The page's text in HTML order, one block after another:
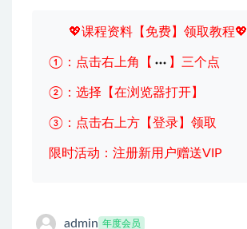
💖课程资料【免费】领取教程💖
①：点击右上角【 】三个点
②：选择【在浏览器打开】
③：点击右上方【登录】领
限时活动：注册新用户赠送VIP
admin 年度会员